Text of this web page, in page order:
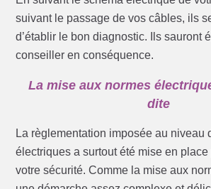
suivant le passage de vos câbles, ils
d’établir le bon diagnostic. Ils sauront
conseiller en conséquence.
La mise aux normes
dite
La règlementation imposée au niveau
électriques a surtout été mise en
votre sécurité. Comme la mise aux